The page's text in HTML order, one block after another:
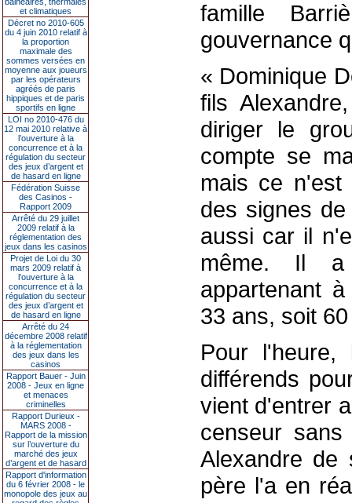
et climatiques
Décret no 2010-605
du 4 juin 2010 relatif à
la proportion
maximale des
sommes versées en
moyenne aux joueurs
par les opérateurs
agréés de paris
hippiques et de paris
sportifs en ligne
LOI no 2010-476 du
12 mai 2010 relative à
l’ouverture à la
concurrence et à la
régulation du secteur
des jeux d’argent et
de hasard en ligne
Fédération Suisse
des Casinos -
Rapport 2009
Arrêté du 29 juillet
2009 relatif à la
réglementation des
jeux dans les casinos
Projet de Loi du 30
mars 2009 relatif à
l’ouverture à la
concurrence et à la
régulation du secteur
des jeux d’argent et
de hasard en ligne
Arrêté du 24
décembre 2008 relatif
à la réglementation
des jeux dans les
casinos
Rapport Bauer - Juin
2008 - Jeux en ligne
et menaces
criminelles
Rapport Durieux -
MARS 2008 -
Rapport de la mission
sur l’ouverture du
marché des jeux
d’argent et de hasard
Rapport d'information
du 6 février 2008 - le
monopole des jeux au
famille
gouvernance
« Dominique
fils
diriger le
compte se
mais ce
des signes
aussi car il
même. Il a
appartenant
33 ans, soit
Pour
différends
vient d'entrer
censeur
Alexandre de
père l'a en